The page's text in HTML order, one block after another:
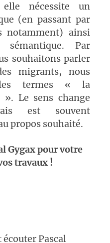
nécessite un
(en passant par
notamment) ainsi
sémantique. Par
souhaitons parler
migrants, nous
termes « la
Le sens change
est souvent
propos souhaité.
Gygax pour votre
travaux !
Pascal